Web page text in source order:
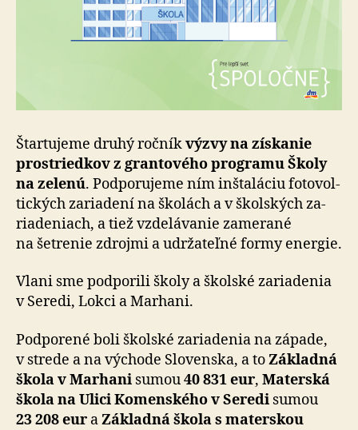
Štartujeme druhý ročníkvýzvy na získa­nie
prostried­kov z gran­to­vého programu Školy
na ze­lenú. Pod­po­ru­jeme ním inšta­láciu foto­vol­
tic­kých zaria­dení na ško­lách a v škol­ských za­
ria­de­niach, a tiež vzde­lá­vanie za­me­rané
na šetre­nie zdrojmi a udrža­teľ­né formy energie.
Vlani sme podporili školy a školské za­ria­de­nia
v Se­redi, Lokci a Mar­hani.
Podporené boli školské zariadenia na zá­pade,
v strede a na vý­chode Slo­ven­ska, a toZákladná
škola v Mar­hani sumou40 831 eur, Materská
škola na Uli­ci Komen­ského v Se­redi sumou
23 208 eur aZákladná škola s ma­ter­skou